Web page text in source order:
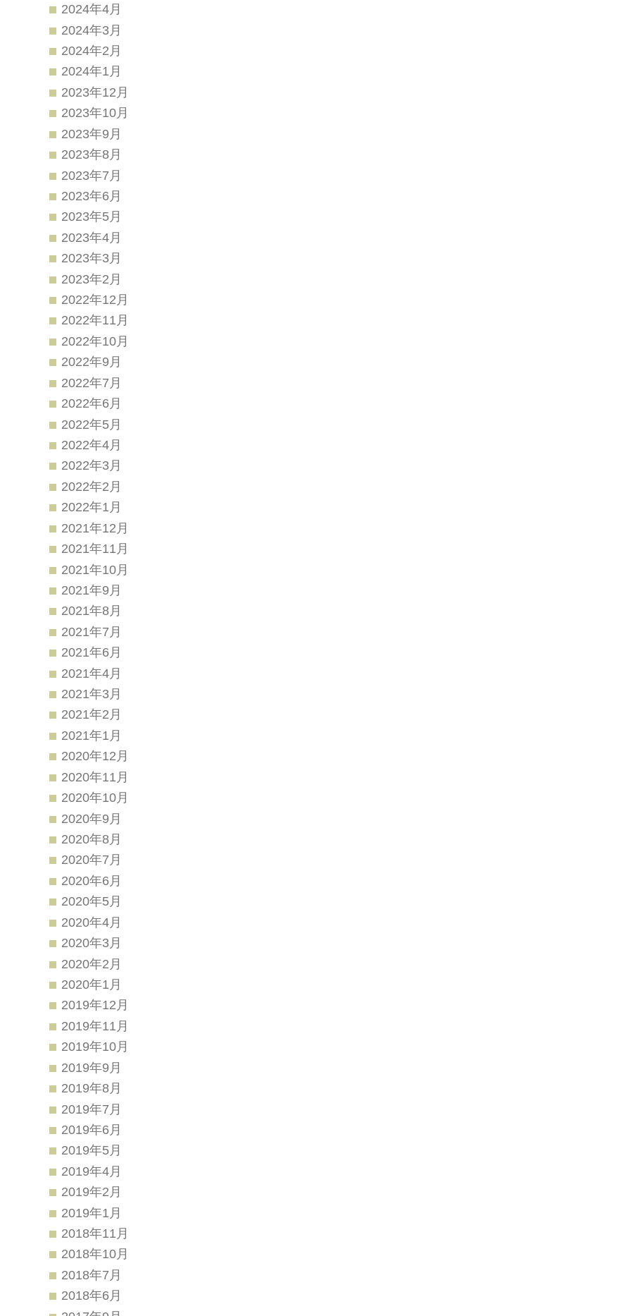
2024年4月
2024年3月
2024年2月
2024年1月
2023年12月
2023年10月
2023年9月
2023年8月
2023年7月
2023年6月
2023年5月
2023年4月
2023年3月
2023年2月
2022年12月
2022年11月
2022年10月
2022年9月
2022年7月
2022年6月
2022年5月
2022年4月
2022年3月
2022年2月
2022年1月
2021年12月
2021年11月
2021年10月
2021年9月
2021年8月
2021年7月
2021年6月
2021年4月
2021年3月
2021年2月
2021年1月
2020年12月
2020年11月
2020年10月
2020年9月
2020年8月
2020年7月
2020年6月
2020年5月
2020年4月
2020年3月
2020年2月
2020年1月
2019年12月
2019年11月
2019年10月
2019年9月
2019年8月
2019年7月
2019年6月
2019年5月
2019年4月
2019年2月
2019年1月
2018年11月
2018年10月
2018年7月
2018年6月